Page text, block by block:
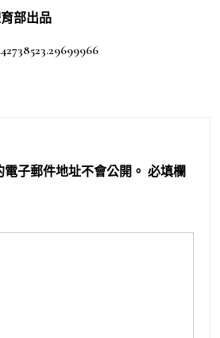
部出品
子郵件地址不會公開。 必填欄